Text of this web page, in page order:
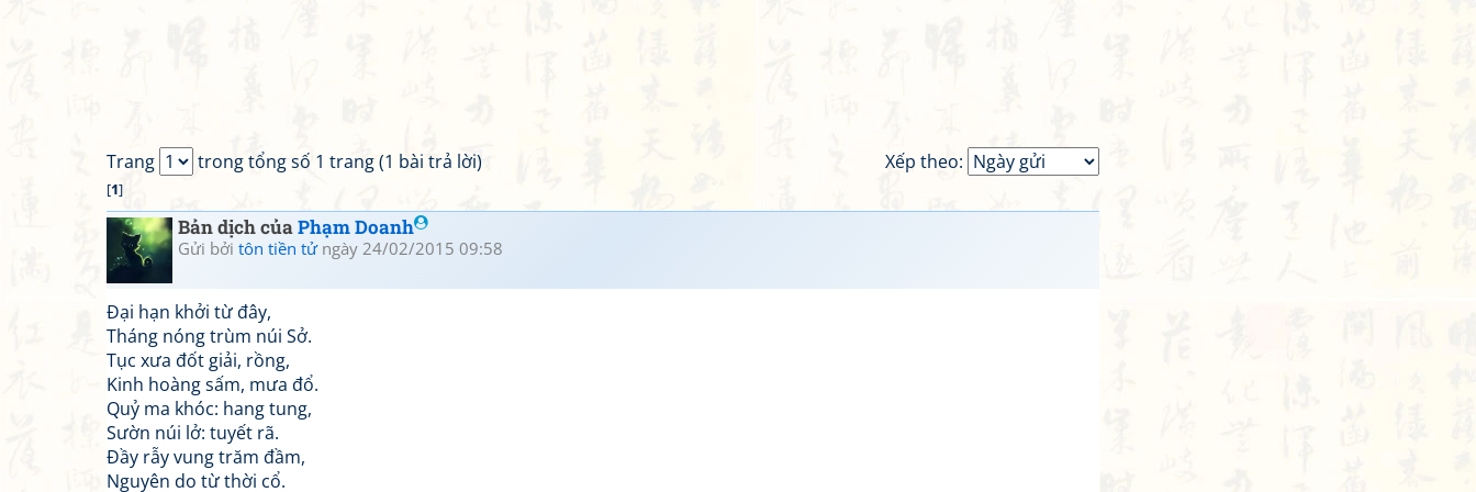
Xếp theo:
Trang trong tổng số 1 trang (1 bài trả lời)
[1]
Bản dịch củaPhạm Doanh
Gửi bởi tôn tiền tửngày 24/02/2015 09:58
Đại hạn khởi từ đây,
Tháng nóng trùm núi Sở.
Tục xưa đốt giải, rồng,
Kinh hoàng sấm, mưa đổ.
Quỷ ma khóc: hang tung,
Sườn núi lở: tuyết rã.
Đầy rẫy vung trăm đầm,
Nguyên do từ thời cổ.